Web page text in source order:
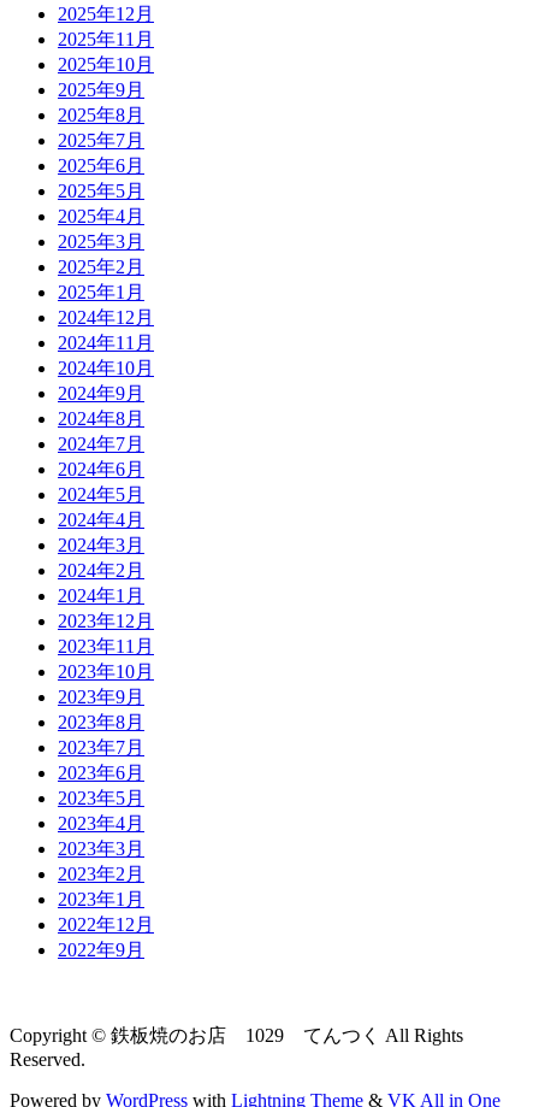
2025年12月
2025年11月
2025年10月
2025年9月
2025年8月
2025年7月
2025年6月
2025年5月
2025年4月
2025年3月
2025年2月
2025年1月
2024年12月
2024年11月
2024年10月
2024年9月
2024年8月
2024年7月
2024年6月
2024年5月
2024年4月
2024年3月
2024年2月
2024年1月
2023年12月
2023年11月
2023年10月
2023年9月
2023年8月
2023年7月
2023年6月
2023年5月
2023年4月
2023年3月
2023年2月
2023年1月
2022年12月
2022年9月
Copyright © 鉄板焼のお店 1029 てんつく All Rights
Reserved.
Powered by WordPress with Lightning Theme & VK All in One